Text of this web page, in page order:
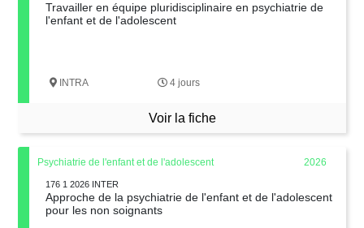
Travailler en équipe pluridisciplinaire en psychiatrie de
l'enfant et de l'adolescent
INTRA 4 jours
Voir la fiche
Psychiatrie de l'enfant et de l'adolescent 2026
176 1 2026 INTER
Approche de la psychiatrie de l'enfant et de l'adolescent
pour les non soignants